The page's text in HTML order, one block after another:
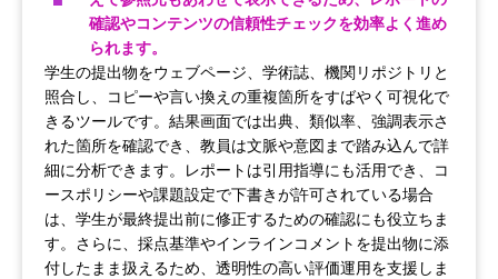
確認やコンテンツの信頼性チェックを効率よく進め
られます。
学生の提出物をウェブページ、学術誌、機関リポジトリと
照合し、コピーや言い換えの重複箇所をすばやく可視化で
きるツールです。結果画面では出典、類似率、強調表示さ
れた箇所を確認でき、教員は文脈や意図まで踏み込んで詳
細に分析できます。レポートは引用指導にも活用でき、コ
ースポリシーや課題設定で下書きが許可されている場合
は、学生が最終提出前に修正するための確認にも役立ちま
す。さらに、採点基準やインラインコメントを提出物に添
付したまま扱えるため、透明性の高い評価運用を支援しま